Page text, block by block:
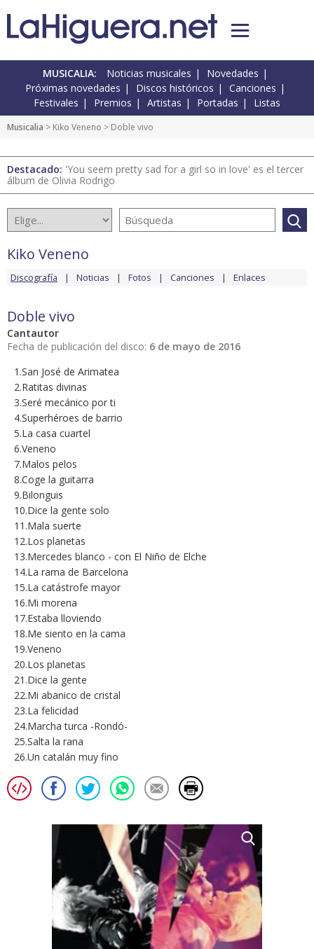
MUSICALIA: Noticias musicales
Novedades
Próximas novedades
Discos históricos
Canciones
Festivales
Premios Artistas Portadas Listas
Musicalia > Kiko Veneno > Doble vivo
Destacado: 'You seem pretty sad for a girl so in love' es el tercer
álbum de Olivia Rodrigo
Kiko Veneno
Discografía Noticias Fotos Canciones Enlaces
Doble vivo
Cantautor
Fecha de publicación del disco: 6 de mayo de 2016
1.San José de Arimatea
2.Ratitas divinas
3.Seré mecánico por ti
4.Superhéroes de barrio
5.La casa cuartel
6.Veneno
7.Malos pelos
8.Coge la guitarra
9.Bilonguis
10.Dice la gente solo
11.Mala suerte
12.Los planetas
13.Mercedes blanco - con El Niño de Elche
14.La rama de Barcelona
15.La catástrofe mayor
16.Mi morena
17.Estaba lloviendo
18.Me siento en la cama
19.Veneno
20.Los planetas
21.Dice la gente
22.Mi abanico de cristal
23.La felicidad
24.Marcha turca -Rondó-
25.Salta la rana
26.Un catalán muy fino